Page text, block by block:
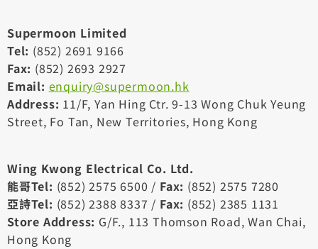
Supermoon Limited
Tel: (852) 2691 9166
Fax: (852) 2693 2927
Email: enquiry@supermoon.hk
Address: 11/F, Yan Hing Ctr. 9-13 Wong Chuk Yeung
Street, Fo Tan, New Territories, Hong Kong
Wing Kwong Electrical Co. Ltd.
能哥Tel: (852) 2575 6500 / Fax: (852) 2575 7280
亞詩Tel: (852) 2388 8337 / Fax: (852) 2385 1131
Store Address: G/F., 113 Thomson Road, Wan Chai,
Hong Kong